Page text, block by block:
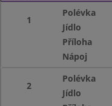
1
Polévka
Jídlo
Příloha
Nápoj
2
Polévka
Jídlo